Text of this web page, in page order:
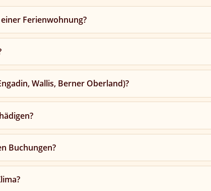
Ferienwohnung?
Wallis, Berner Oberland)?
Buchungen?